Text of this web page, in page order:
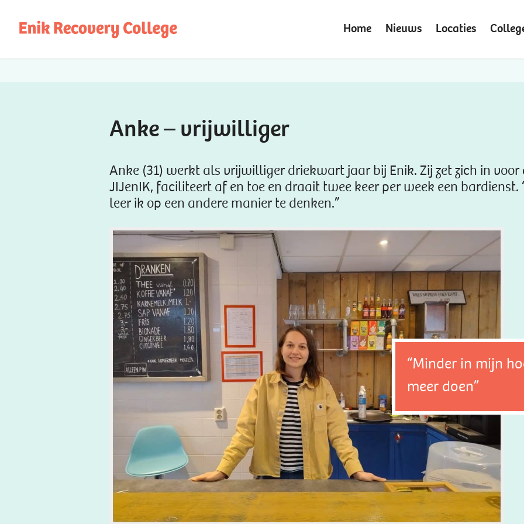
Home Nieuws Locaties
Anke – vrijwilliger
Anke (31) werkt als vrijwilliger driekwart jaar bij Enik. Zij zet zich in voor
JIJenIK, faciliteert af en toe en draait twee keer per week een bardienst.
leer ik op een andere manier te denken.”
“Minder in mijn
meer doen”